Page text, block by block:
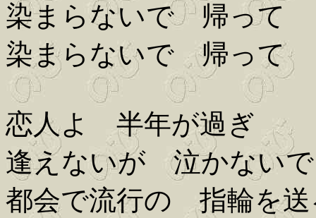
染まらないで 帰って
染まらないで 帰って
恋人よ 半年が過ぎ
逢えないが 泣かない
都会で流行の 指輪を送